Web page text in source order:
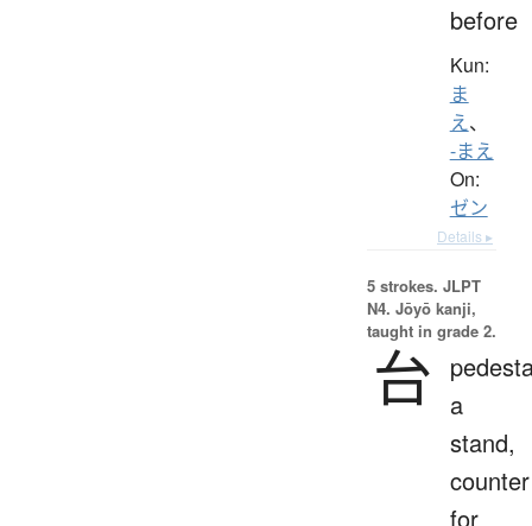
before
Kun:
ま
え、
-まえ
On:
ゼン
Details ▸
5 strokes. JLPT
N4. Jōyō kanji,
taught in grade 2.
台
a
stand,
counter
for